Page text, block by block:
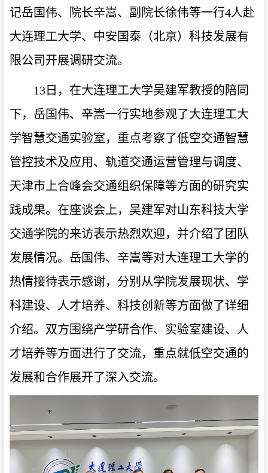
记岳国伟、院长辛嵩、副院长徐伟等一行4人赴
大连理工大学、中安国泰（北京）科技发展有
限公司开展调研交流。
13日，在大连理工大学吴建军教授的陪同
下，岳国伟、辛嵩一行实地参观了大连理工大
学智慧交通实验室，重点考察了低空交通智慧
管控技术及应用、轨道交通运营管理与调度、
天津市上合峰会交通组织保障等方面的研究实
践成果。在座谈会上，吴建军对山东科技大学
交通学院的来访表示热烈欢迎，并介绍了团队
发展情况。岳国伟、辛嵩等对大连理工大学的
热情接待表示感谢，分别从学院发展现状、学
科建设、人才培养、科技创新等方面做了详细
介绍。双方围绕产学研合作、实验室建设、人
才培养等方面进行了交流，重点就低空交通的
发展和合作展开了深入交流。